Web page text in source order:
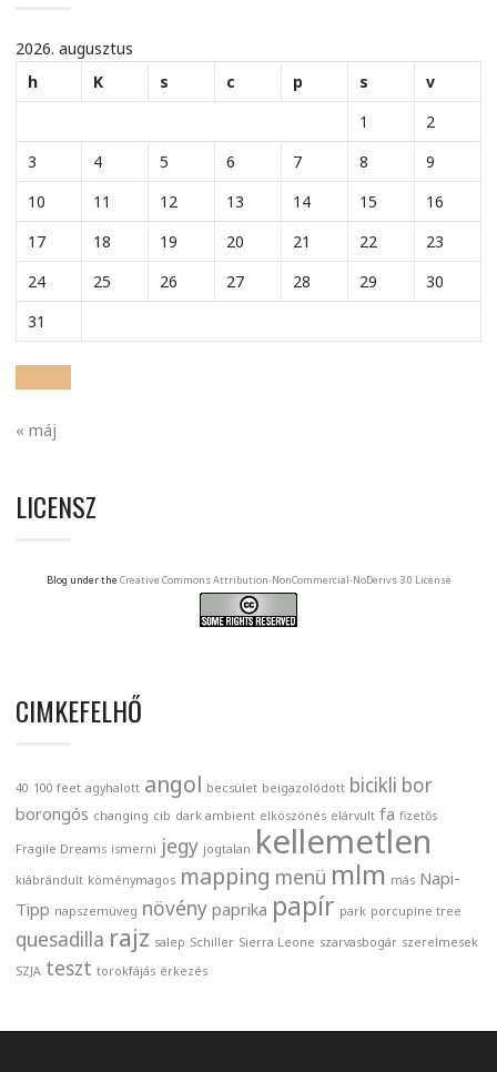
2026. augusztus
h
K s c p s
v
1
2
3
4 5 6 7 8
9
10
11 12 13 14 15
16
17
18 19 20 21 22
23
24
25 26 27 28 29
30
31
« máj
LICENSZ
Blog under the Creative Commons Attribution-NonCommercial-NoDerivs 3.0 License
CIMKEFELHŐ
40 100 feet agyhalott angol becsület beigazolódott bicikli bor
borongós changing cib dark ambient elköszönés elárvult fa fizetős
Fragile Dreams ismerni jegy jogtalan kellemetlen
kiábrándult köménymagos mapping menü mlm más Napi-
Tipp napszemüveg növény paprika papír park porcupine tree
quesadilla rajz salep Schiller Sierra Leone szarvasbogár szerelmesek
SZJA teszt torokfájás érkezés